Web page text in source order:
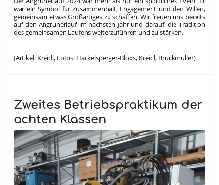
war ein Symbol für Zusammenhalt, Engagement und den Willen,
gemeinsam etwas Großartiges zu schaffen. Wir freuen uns bereits
auf den Angrünerlauf im nächsten Jahr und darauf, die Tradition
des gemeinsamen Laufens weiterzuführen und zu stärken.
(Artikel: Kreidl, Fotos: Hackelsperger-Bloos, Kreidl, Bruckmüller)
Zweites Betriebspraktikum der
achten Klassen